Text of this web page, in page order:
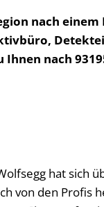
nach
nach
hat sich
von den